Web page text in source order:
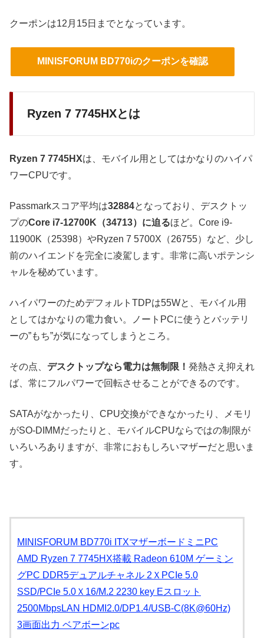
クーポンは12月15日までとなっています。
MINISFORUM BD770iのクーポンを確認
Ryzen 7 7745HXとは
Ryzen 7 7745HXは、モバイル用としてはかなりのハイパ
ワーCPUです。
Passmarkスコア平均は32884となっており、デスクトッ
プのCore i7-12700K（34713）に迫るほど。Core i9-
11900K（25398） やRyzen 7 5700X（26755） など、少し
前のハイエンドを完全に凌駕します。非常に高いポテンシ
ャルを秘めています。
ハイパワーのためデフォルトTDPは55Wと、モバイル用
としてはかなりの電力食い。ノートPCに使うとバッテリ
ーの”もち”が気になってしまうところ。
その点、 デスクトップなら電力は無制限！ 発熱さえ抑えれ
ば、常にフルパワーで回転させることができるのです。
SATAがなかったり、CPU交換ができなかったり、メモリ
がSO-DIMMだったりと、モバイルCPUならではの制限が
いろいろありますが、非常におもしろいマザーだと思いま
す。
MINISFORUM BD770i ITXマザーボードミニPC
AMD Ryzen 7 7745HX搭載 Radeon 610M ゲーミン
グPC DDR5デュアルチャネル 2ＸPCIe 5.0
SSD/PCIe 5.0Ｘ16/M.2 2230 key Eスロット
2500MbpsLAN HDMI2.0/DP1.4/USB-C(8K@60Hz)
3画面出力 ベアボーンpc